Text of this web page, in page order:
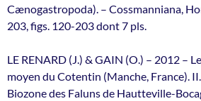
Cænogastropoda). – Cossmanniana,
203, figs. 120-203 dont 7 pls.
LE RENARD (J.) & GAIN (O.) – 2012 –
moyen du Cotentin (Manche, France).
Biozone des Faluns de Hautteville-